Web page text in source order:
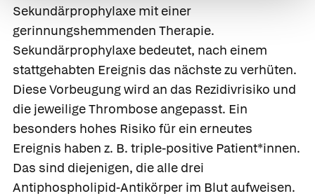
Sekundärprophylaxe mit einer
gerinnungshemmenden Therapie.
Sekundärprophylaxe bedeutet, nach einem
stattgehabten Ereignis das nächste zu verhüten.
Diese Vorbeugung wird an das Rezidivrisiko und
die jeweilige Thrombose angepasst. Ein
besonders hohes Risiko für ein erneutes
Ereignis haben z. B. triple-positive Patient*innen.
Das sind diejenigen, die alle drei
Antiphospholipid-Antikörper im Blut aufweisen.